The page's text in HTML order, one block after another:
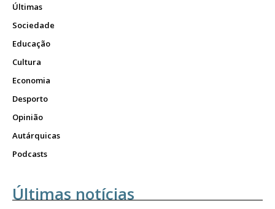
Últimas
Sociedade
Educação
Cultura
Economia
Desporto
Opinião
Autárquicas
Podcasts
Últimas notícias